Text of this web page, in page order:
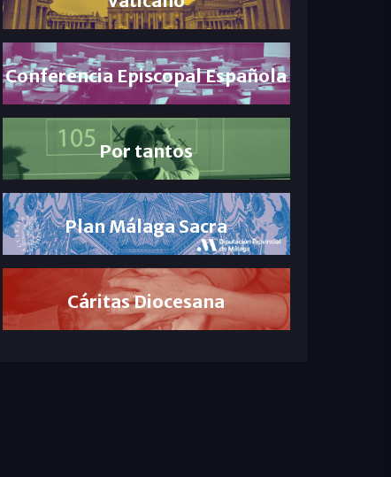
Conferencia Episcopal Española
Por tantos
Plan Málaga Sacra
Cáritas Diocesana